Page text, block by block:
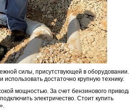
силы, присутствующей в оборудовании.
достаточно крупную технику.
мощностью. За счет бензинового
электричество. Стоит купить